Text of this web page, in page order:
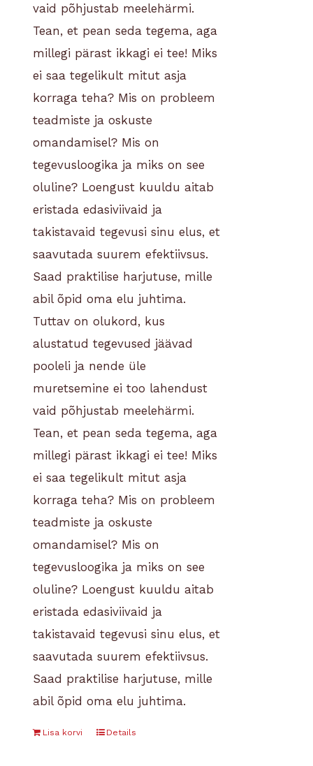
vaid põhjustab meelehärmi.
Tean, et pean seda tegema, aga
millegi pärast ikkagi ei tee! Miks
ei saa tegelikult mitut asja
korraga teha? Mis on probleem
teadmiste ja oskuste
omandamisel? Mis on
tegevusloogika ja miks on see
oluline? Loengust kuuldu aitab
eristada edasiviivaid ja
takistavaid tegevusi sinu elus, et
saavutada suurem efektiivsus.
Saad praktilise harjutuse, mille
abil õpid oma elu juhtima.
Tuttav on olukord, kus
alustatud tegevused jäävad
pooleli ja nende üle
muretsemine ei too lahendust
vaid põhjustab meelehärmi.
Tean, et pean seda tegema, aga
millegi pärast ikkagi ei tee! Miks
ei saa tegelikult mitut asja
korraga teha? Mis on probleem
teadmiste ja oskuste
omandamisel? Mis on
tegevusloogika ja miks on see
oluline? Loengust kuuldu aitab
eristada edasiviivaid ja
takistavaid tegevusi sinu elus, et
saavutada suurem efektiivsus.
Saad praktilise harjutuse, mille
abil õpid oma elu juhtima.
Lisa korvi Details